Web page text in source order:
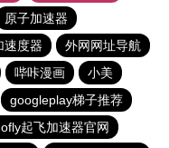
原子加速器
速度器
外网网址导航
哔咔漫画
小美
googleplay梯子推荐
起飞加速器官网